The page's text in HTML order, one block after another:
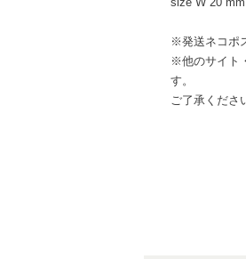
※発送ネコポ
※他のサイト
す。
ご了承くださ